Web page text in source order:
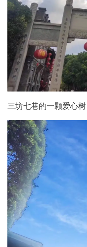
三坊七巷的一颗爱心树